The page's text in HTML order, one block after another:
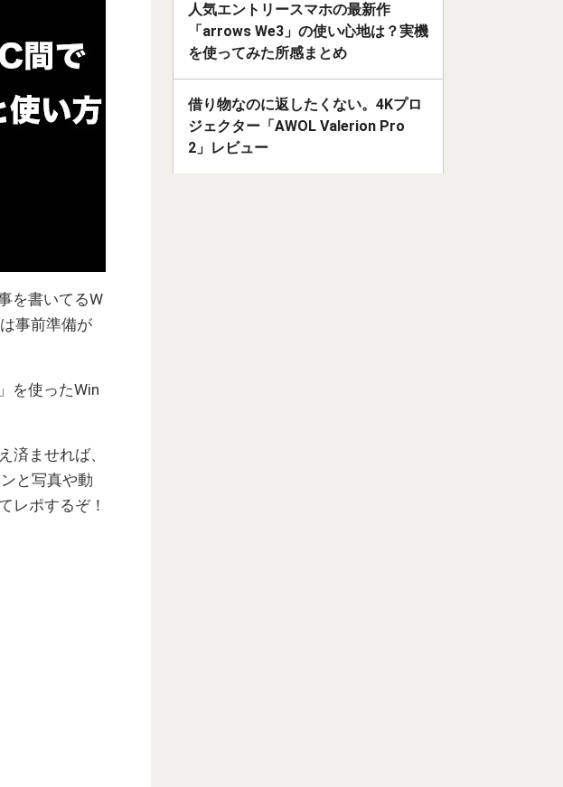
を書いてるW
事前準備が
」を使ったWin
済ませれば、
と写真や動
レポするぞ！
人気エントリースマホの最新作
「arrows We3」の使い心地は？実機
を使ってみた所感まとめ
借り物なのに返したくない。4Kプロ
ジェクター「AWOL Valerion Pro
2」レビュー